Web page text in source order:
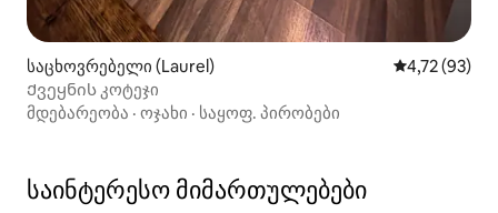
საცხოვრებელი (Laurel) საშუალო
4,72 (93)
Ქვეყნის კოტეჯი
მდებარეობა · ოჯახი · საყოფ. პირობები
საინტერესო მიმართულებები